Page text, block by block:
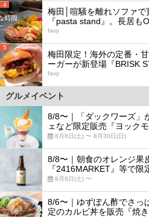
4
梅田│喧騒を離れソファ
『pasta stand』。長居も
favy
5
梅田限定！海外の定番・
ーガーが新登場『BRISK
favy
グルメイベント
8/8〜｜「ダックワーズ」
ェなど限定販売『ヨック
8月8日(土) 〜 8月30日(日)
8/8〜｜朝食のオレンジ果
『2416MARKET』等で限
8月8日(土) 〜
8/6〜｜ゆずぽん酢でさっ
定のカルビ丼を販売『焼き